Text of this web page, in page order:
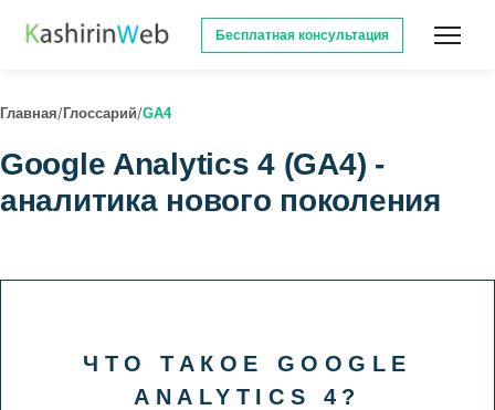
Бесплатная консультация
Главная/Глоссарий/GA4
Google Analytics 4 (GA4) -
аналитика нового поколения
ЧТО ТАКОЕ GOOGLE
ANALYTICS 4?